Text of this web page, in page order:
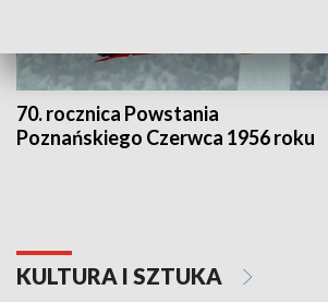
70. rocznica Powstania
Poznańskiego Czerwca 1956 roku
KULTURA I SZTUKA